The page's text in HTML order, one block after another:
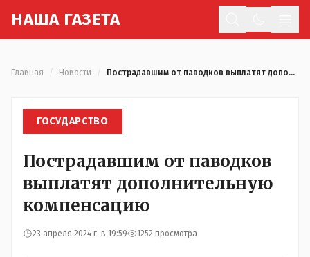
НАША ГАЗЕТА
Главная Новости Пострадавшим от паводков выплатят дополнительную компенсацию
ГОСУДАРСТВО
Пострадавшим от паводков
выплатят дополнительную
компенсацию
23 апреля 2024 г. в 19:59 1252 просмотра